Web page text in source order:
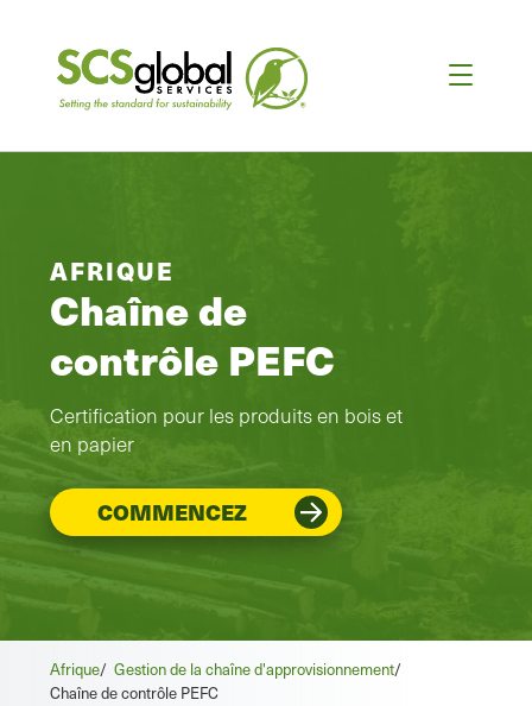
AFRIQUE
Chaîne de
contrôle PEFC
Certification pour les produits en bois et
en papier
COMMENCEZ
Afrique/ Gestion de la chaîne d'approvisionnement/
Chaîne de contrôle PEFC